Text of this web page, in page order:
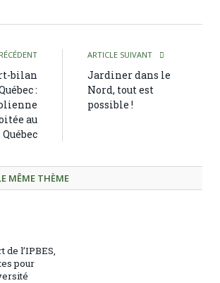
bilan
:
au
Québec
ARTICLE SUIVANT
Jardiner dans le
Nord, tout est
possible !
MÊME THÈME
l’IPBES,
pour